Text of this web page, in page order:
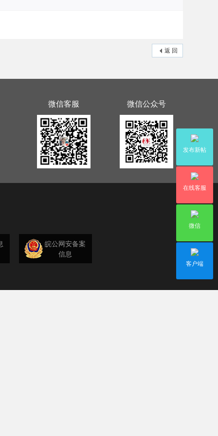
返 回
发布新帖
在线客服
微信
客户端
微信客服 微信公众号
皖公网安备案
信息